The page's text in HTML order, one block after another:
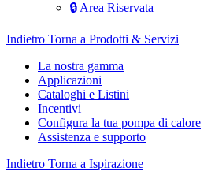
🔒 Area Riservata
Indietro Torna a Prodotti & Servizi
La nostra gamma
Applicazioni
Cataloghi e Listini
Incentivi
Configura la tua pompa di calore
Assistenza e supporto
Indietro Torna a Ispirazione